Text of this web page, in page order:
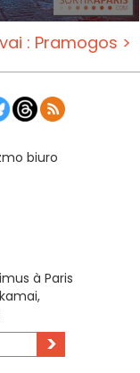
: Pramogos >
biuro
à Paris
>